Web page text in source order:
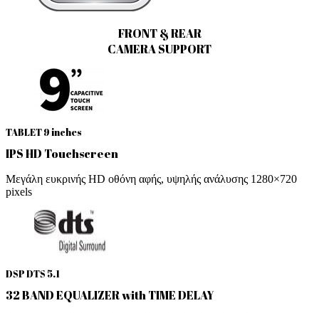
FRONT & REAR
CAMERA SUPPORT
TABLET 9 inches
IPS HD Touchscreen
Μεγάλη ευκρινής HD οθόνη αφής, υψηλής ανάλυσης 1280×720
pixels
DSP DTS 5.1
32 BAND EQUALIZER with TIME DELAY